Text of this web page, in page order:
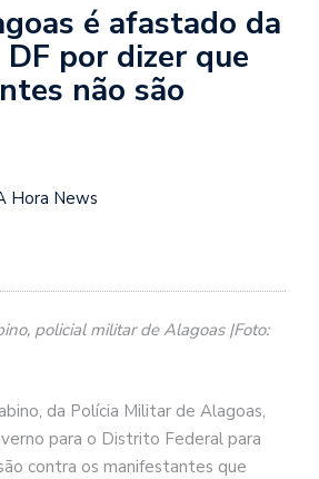
é afastado da
por dizer que
não são
Hora News
policial militar de Alagoas |Foto:
da Polícia Militar de Alagoas,
para o Distrito Federal para
contra os manifestantes que